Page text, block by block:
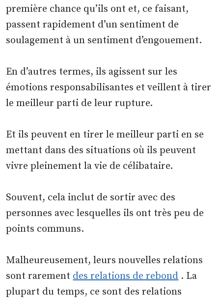
première chance qu’ils ont et, ce faisant,
passent rapidement d’un sentiment de
soulagement à un sentiment d’engouement.
En d’autres termes, ils agissent sur les
émotions responsabilisantes et veillent à tirer
le meilleur parti de leur rupture.
Et ils peuvent en tirer le meilleur parti en se
mettant dans des situations où ils peuvent
vivre pleinement la vie de célibataire.
Souvent, cela inclut de sortir avec des
personnes avec lesquelles ils ont très peu de
points communs.
Malheureusement, leurs nouvelles relations
sont rarementdes relations de rebond. La
plupart du temps, ce sont des relations